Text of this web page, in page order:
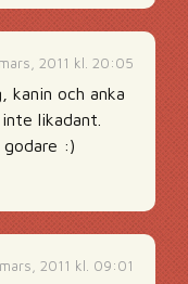
2011 kl. 20:05
kanin och anka
likadant.
godare :)
2011 kl. 09:01